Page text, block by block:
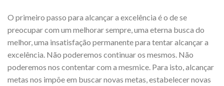
O primeiro passo para alcançar a excelência é o de se
preocupar com um melhorar sempre, uma eterna busca do
melhor, uma insatisfação permanente para tentar alcançar a
excelência. Não poderemos continuar os mesmos. Não
poderemos nos contentar com a mesmice. Para isto, alcançar
metas nos impõe em buscar novas metas, estabelecer novas